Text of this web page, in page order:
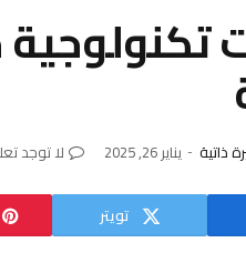
ذاتية يناير 26, 2025 لا توجد
تويتر